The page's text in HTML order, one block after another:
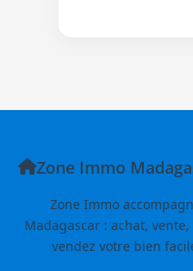
Zone Immo
Zone Immo
Madagascar : achat,
vendez votre bien